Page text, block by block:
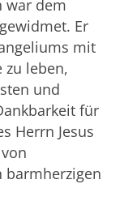
war dem
Er
mit
zu leben,
und
für
Herrn Jesus
barmherzigen